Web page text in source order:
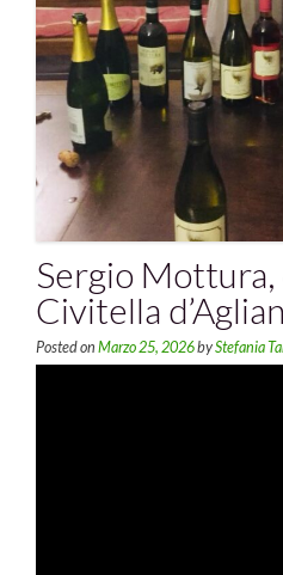
Sergio Mottura,
Civitella
Posted on Marzo 25, 2026byStefania